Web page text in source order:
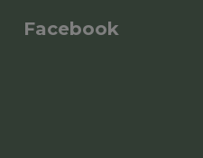
Facebook